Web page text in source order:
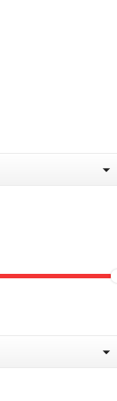

